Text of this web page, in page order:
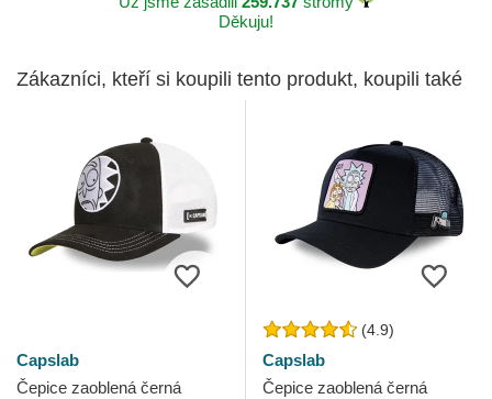
Děkuju!
Zákazníci, kteří si koupili tento produkt, koupili také
Capslab
Čepice zaoblená černá
(4.9)
Capslab
Čepice zaoblená černá